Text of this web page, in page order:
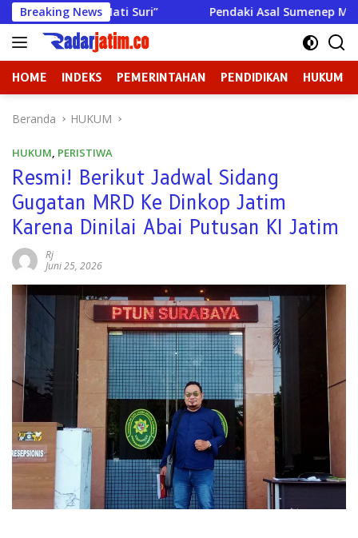
Langsung
ke
konten
Breaking News
“Mati Suri” Pendaki Asal Sumenep Meninggal di
HOME INDEKS PEMERINTAHAN PENDIDIKAN HUKUM
Beranda HUKUM
HUKUM, PERISTIWA
Resmi! Berikut Jadwal Sidang
Gugatan MRD Ke Dinkop Jatim
Karena Dinilai Abai Putusan KI Jatim
Rj
Juni 25, 2026